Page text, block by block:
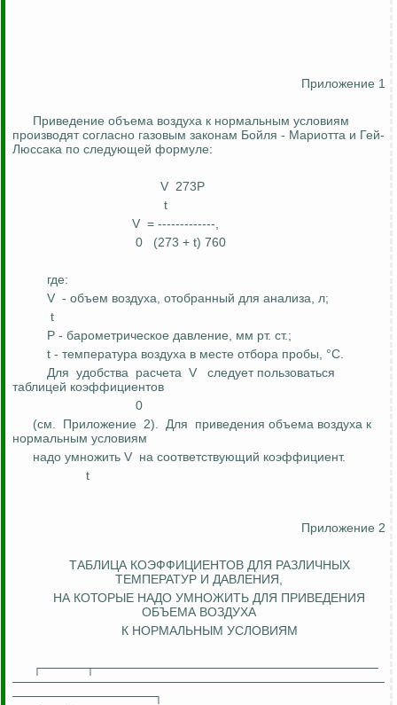
Приложение 1
Приведение объема воздуха к нормальным условиям
производят согласно газовым законам Бойля - Мариотта и Гей-
Люссака по следующей формуле:
V 273Р
t
V = -------------,
0
(273 + t) 760
где:
V - объем воздуха, отобранный для анализа, л;
t
Р - барометрическое давление, мм рт. ст.;
t - температура воздуха в месте отбора пробы, °С.
Для удобства расчета V
следует пользоваться
таблицей коэффициентов
0
(см.
Приложение 2). Для
приведения объема воздуха к
нормальным условиям
надо умножить V на соответствующий коэффициент.
t
Приложение 2
ТАБЛИЦА КОЭФФИЦИЕНТОВ ДЛЯ РАЗЛИЧНЫХ
ТЕМПЕРАТУР И ДАВЛЕНИЯ,
НАКОТОРЫЕ НАДО УМНОЖИТЬ ДЛЯ ПРИВЕДЕНИЯ
ОБЪЕМА ВОЗДУХА
К НОРМАЛЬНЫМ УСЛОВИЯМ
┌─────┬────────────────────────────────
──────────────────────────────────────────
────────────────┐